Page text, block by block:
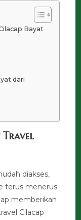
Bayat
dari
Travel
diakses,
terus menerus.
memberikan
Cilacap